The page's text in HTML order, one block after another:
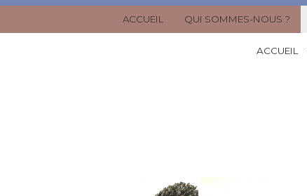
ACCUEIL QUI SOMMES-NOUS ?
ACCUEIL